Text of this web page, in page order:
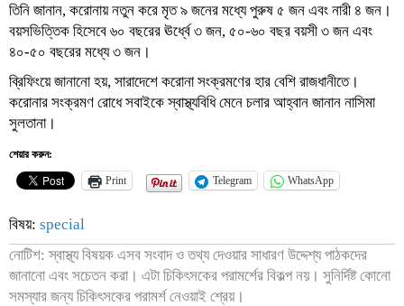
তিনি জানান, করোনায় নতুন করে মৃত ৯ জনের মধ্যে পুরুষ ৫ জন এবং নারী ৪ জন।
বয়সভিত্তিক হিসেবে ৬০ বছরের ঊর্ধ্বে ৩ জন, ৫০-৬০ বছর বয়সী ৩ জন এবং
৪০-৫০ বছরের মধ্যে ৩ জন।
ব্রিফিংয়ে জানানো হয়, সারাদেশে করোনা সংক্রমণের হার বেশি রাজধানীতে।
করোনার সংক্রমণ রোধে সবাইকে স্বাস্থ্যবিধি মেনে চলার আহ্বান জানান নাসিমা
সুলতানা।
শেয়ার করুন:
Print Telegram WhatsApp
বিষয়: special
নোটিশ: স্বাস্থ্য বিষয়ক এসব সংবাদ ও তথ্য দেওয়ার সাধারণ উদ্দেশ্য পাঠকদের
জানানো এবং সচেতন করা। এটা চিকিৎসকের পরামর্শের বিকল্প নয়। সুনির্দিষ্ট কোনো
সমস্যার জন্য চিকিৎসকের পরামর্শ নেওয়াই শ্রেয়।